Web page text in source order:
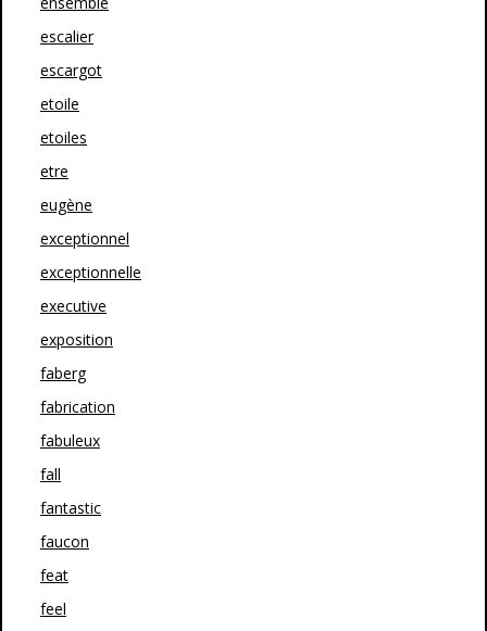
escalier
escargot
etoile
etoiles
etre
eugène
exceptionnel
exceptionnelle
executive
exposition
faberg
fabrication
fabuleux
fall
fantastic
faucon
feat
feel